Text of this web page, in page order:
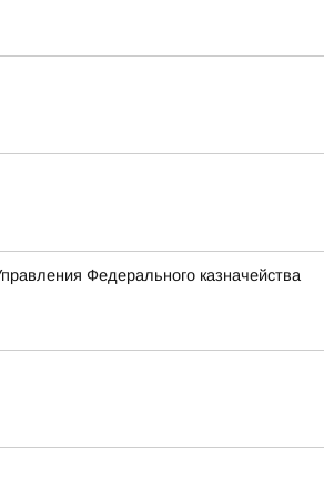
Федерального казначейства